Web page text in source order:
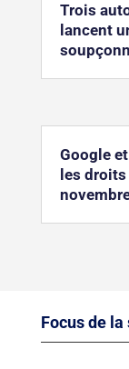
Trois
lancent
Google et
les
Focus de